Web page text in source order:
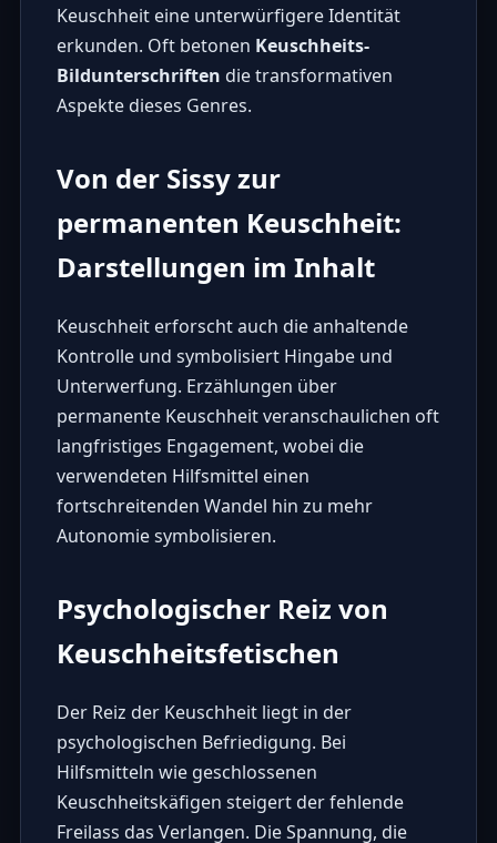
Keuschheit eine unterwürfigere Identität
erkunden. Oft betonen Keuschheits-
Bildunterschriften die transformativen
Aspekte dieses Genres.
Von der Sissy zur
permanenten Keuschheit:
Darstellungen im Inhalt
Keuschheit erforscht auch die anhaltende
Kontrolle und symbolisiert Hingabe und
Unterwerfung. Erzählungen über
permanente Keuschheit veranschaulichen oft
langfristiges Engagement, wobei die
verwendeten Hilfsmittel einen
fortschreitenden Wandel hin zu mehr
Autonomie symbolisieren.
Psychologischer Reiz von
Keuschheitsfetischen
Der Reiz der Keuschheit liegt in der
psychologischen Befriedigung. Bei
Hilfsmitteln wie geschlossenen
Keuschheitskäfigen steigert der fehlende
Freilass das Verlangen. Die Spannung, die